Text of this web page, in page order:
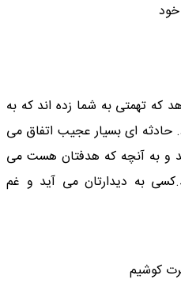
که تهمتی به شما زده اند که به
ای بسیار عجیب اتفاق می
و به آنچه که هدفتان هست می
به دیدارتان می آید و غم
کوشیم